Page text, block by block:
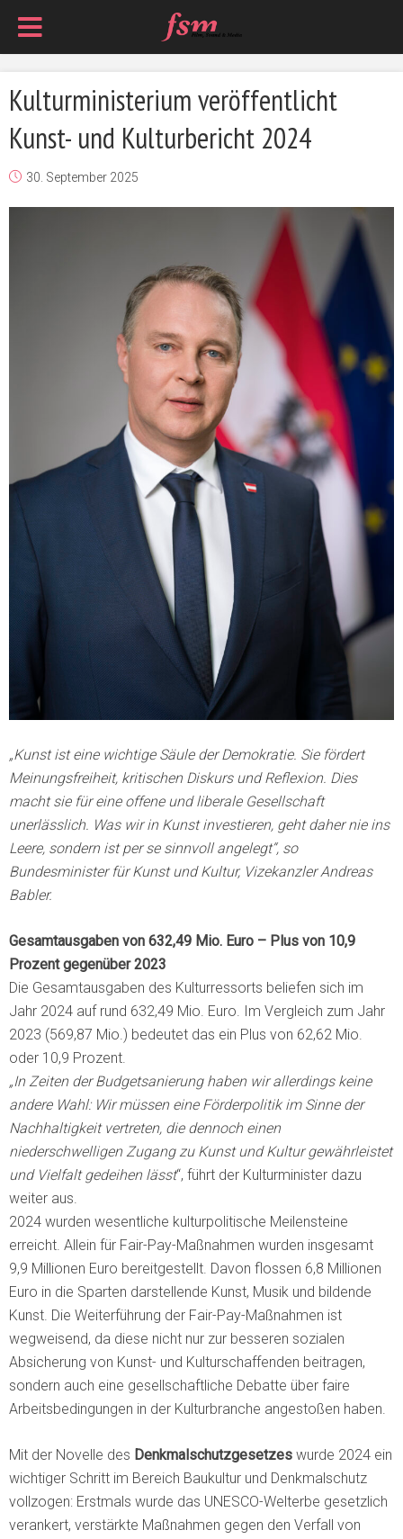
Kulturministerium veröffentlicht
Kunst- und Kulturbericht 2024
30. September 2025
„Kunst ist eine wichtige Säule der Demokratie. Sie fördert
Meinungsfreiheit, kritischen Diskurs und Reflexion. Dies
macht sie für eine offene und liberale Gesellschaft
unerlässlich. Was wir in Kunst investieren, geht daher nie ins
Leere, sondern ist per se sinnvoll angelegt“, so
Bundesminister für Kunst und Kultur, Vizekanzler Andreas
Babler.
Gesamtausgaben von 632,49 Mio. Euro – Plus von 10,9
Prozent gegenüber 2023
Die Gesamtausgaben des Kulturressorts beliefen sich im
Jahr 2024 auf rund 632,49 Mio. Euro. Im Vergleich zum Jahr
2023 (569,87 Mio.) bedeutet das ein Plus von 62,62 Mio.
oder 10,9 Prozent.
„In Zeiten der Budgetsanierung haben wir allerdings keine
andere Wahl: Wir müssen eine Förderpolitik im Sinne der
Nachhaltigkeit vertreten, die dennoch einen
niederschwelligen Zugang zu Kunst und Kultur gewährleistet
und Vielfalt gedeihen lässt“, führt der Kulturminister dazu
weiter aus.
2024 wurden wesentliche kulturpolitische Meilensteine
erreicht. Allein für Fair-Pay-Maßnahmen wurden insgesamt
9,9 Millionen Euro bereitgestellt. Davon flossen 6,8 Millionen
Euro in die Sparten darstellende Kunst, Musik und bildende
Kunst. Die Weiterführung der Fair-Pay-Maßnahmen ist
wegweisend, da diese nicht nur zur besseren sozialen
Absicherung von Kunst- und Kulturschaffenden beitragen,
sondern auch eine gesellschaftliche Debatte über faire
Arbeitsbedingungen in der Kulturbranche angestoßen haben.
Mit der Novelle des Denkmalschutzgesetzes wurde 2024 ein
wichtiger Schritt im Bereich Baukultur und Denkmalschutz
vollzogen: Erstmals wurde das UNESCO-Welterbe gesetzlich
verankert, verstärkte Maßnahmen gegen den Verfall von